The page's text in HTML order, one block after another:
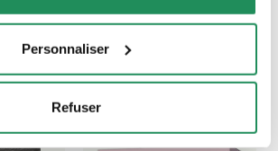
Personnaliser
Refuser
de compagnie !